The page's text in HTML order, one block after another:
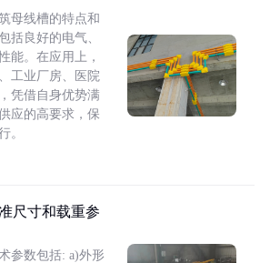
母线槽的特点和
括良好的电气、
能。在应用上，
工业厂房、医院
凭借自身优势满
应的高要求，保
。
尺寸和载重参
参数包括: a)外形